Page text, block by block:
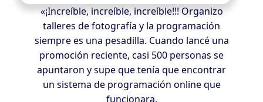
«¡Increíble, increíble, increíble!!! Organizo
talleres de fotografía y la programación
siempre es una pesadilla. Cuando lancé una
promoción reciente, casi 500 personas se
apuntaron y supe que tenía que encontrar
un sistema de programación online que
funcionara.